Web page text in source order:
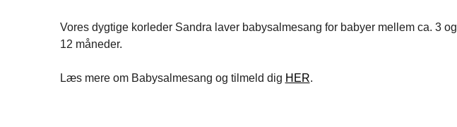
Vores dygtige korleder Sandra laver babysalmesang for babyer mellem ca. 3 og
12 måneder.
Læs mere om Babysalmesang og tilmeld dig HER.